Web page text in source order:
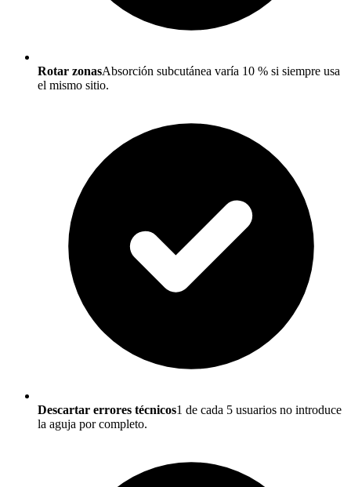
Rotar zonasAbsorción subcutánea varía 10 % si siempre usa
el mismo sitio.
Descartar errores técnicos1 de cada 5 usuarios no introduce
la aguja por completo.